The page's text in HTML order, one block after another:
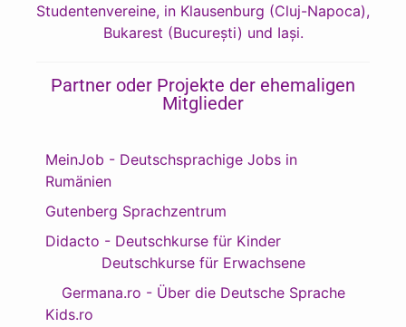
Studentenvereine, in Klausenburg (Cluj-Napoca),
Bukarest (București) und Iași.
Partner oder Projekte der ehemaligen
Mitglieder
MeinJob - Deutschsprachige Jobs in
Rumänien
Gutenberg Sprachzentrum
Didacto - Deutschkurse für Kinder
Deutschkurse für Erwachsene
Germana.ro - Über die Deutsche Sprache
Kids.ro